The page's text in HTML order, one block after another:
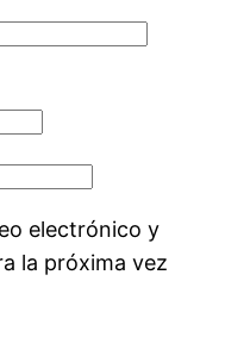
electrónico y
la próxima vez